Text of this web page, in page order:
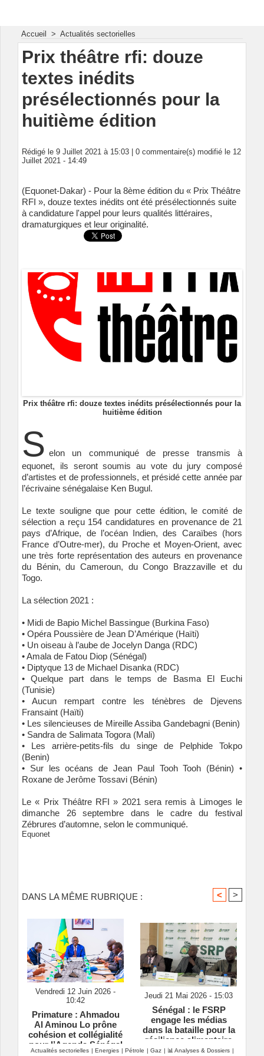
Accueil > Actualités sectorielles
Prix théâtre rfi: douze
textes inédits
présélectionnés pour la
huitième édition
Rédigé le 9 Juillet 2021 à 15:03 | 0 commentaire(s) modifié le 12
Juillet 2021 - 14:49
(Equonet-Dakar) - Pour la 8ème édition du « Prix Théâtre
RFI », douze textes inédits ont été présélectionnés suite
à candidature l'appel pour leurs qualités littéraires,
dramaturgiques et leur originalité.
Prix théâtre rfi: douze textes inédits présélectionnés pour la
huitième édition
S elon un communiqué de presse transmis à
equonet, ils seront soumis au vote du jury composé
d’artistes et de professionnels, et présidé cette année par
l’écrivaine sénégalaise Ken Bugul.
Le texte souligne que pour cette édition, le comité de
sélection a reçu 154 candidatures en provenance de 21
pays d’Afrique, de l’océan Indien, des Caraïbes (hors
France d’Outre-mer), du Proche et Moyen-Orient, avec
une très forte représentation des auteurs en provenance
du Bénin, du Cameroun, du Congo Brazzaville et du
Togo.
La sélection 2021 :
• Midi de Bapio Michel Bassingue (Burkina Faso)
• Opéra Poussière de Jean D’Amérique (Haïti)
• Un oiseau à l’aube de Jocelyn Danga (RDC)
• Amala de Fatou Diop (Sénégal)
• Diptyque 13 de Michael Disanka (RDC)
• Quelque part dans le temps de Basma El Euchi
(Tunisie)
• Aucun rempart contre les ténèbres de Djevens
Fransaint (Haïti)
• Les silencieuses de Mireille Assiba Gandebagni (Benin)
• Sandra de Salimata Togora (Mali)
• Les arrière-petits-fils du singe de Pelphide Tokpo
(Benin)
• Sur les océans de Jean Paul Tooh Tooh (Bénin) •
Roxane de Jerôme Tossavi (Bénin)
Le « Prix Théâtre RFI » 2021 sera remis à Limoges le
dimanche 26 septembre dans le cadre du festival
Zébrures d’automne, selon le communiqué.
Equonet
DANS LA MÊME RUBRIQUE : < >
Vendredi 12 Juin 2026 -
10:42
Primature : Ahmadou
Al Aminou Lo prône
cohésion et collégialité
pour l’Agenda Sénégal
Jeudi 21 Mai 2026 - 15:03
Sénégal : le FSRP
engage les médias
dans la bataille pour la
résilience alimentaire
Actualités sectorielles | Energies | Pétrole | Gaz | 📊 Analyses & Dossiers |